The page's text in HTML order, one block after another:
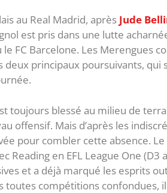
au Real Madrid, après Jude
est pris dans une lutte
le FC Barcelone. Les Merengues
deux principaux poursuivants,
toujours blessé au milieu de
offensif. Mais d’après les
pour combler cette absence.
Reading en EFL League One (D3
et a déjà marqué les esprits
toutes compétitions confondues,